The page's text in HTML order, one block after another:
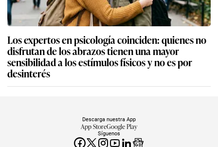
Los expertos en psicología coinciden: quienes no
disfrutan de los abrazos tienen una mayor
sensibilidad a los estímulos físicos y no es por
desinterés
Síguenos
Descarga nuestra App
App StoreGoogle Play